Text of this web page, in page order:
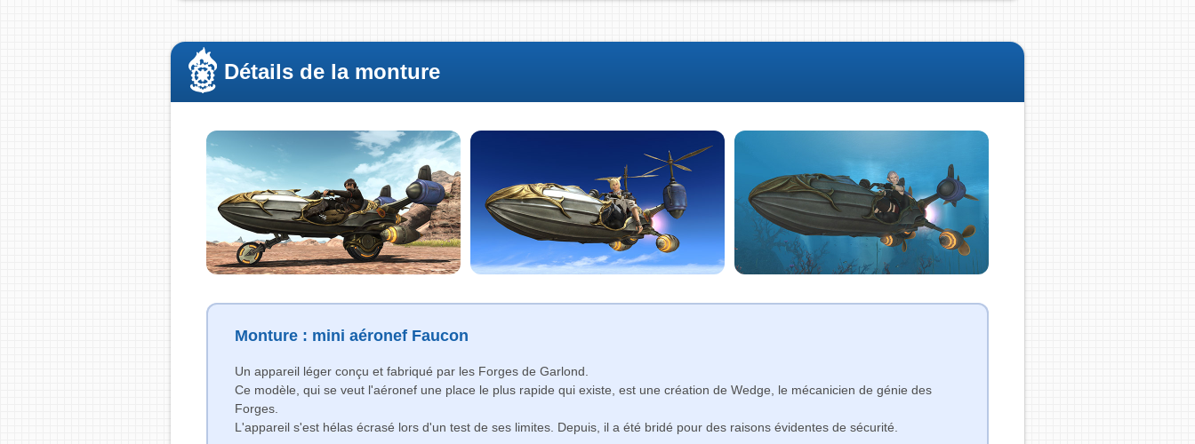
Détails de la monture
Monture : mini aéronef Faucon
Un appareil léger conçu et fabriqué par les Forges de Garlond.
Ce modèle, qui se veut l'aéronef une place le plus rapide qui existe, est une création de Wedge, le mécanicien de génie des
Forges.
L'appareil s'est hélas écrasé lors d'un test de ses limites. Depuis, il a été bridé pour des raisons évidentes de sécurité.